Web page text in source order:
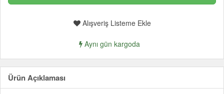
Alışveriş Listeme Ekle
Aynı gün kargoda
Ürün Açıklaması